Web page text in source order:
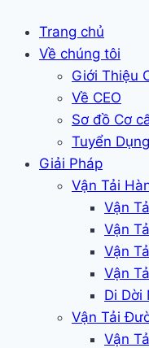
Trang chủ
Về chúng tôi
Giới Thiệu
Về CEO
Sơ đồ Cơ
Tuyển Dụng
Giải Pháp
Vận Tải
Vận
Vận
Vận
Vận
Di Dời
Vận Tải
Vận